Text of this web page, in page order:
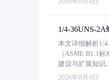
1/4-36UNS-
本文详细解析1/
（ASME B1.1
建议与扩展知识。
2026年8月4日